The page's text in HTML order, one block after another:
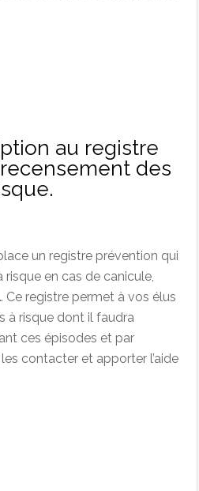
au registre
des
un registre prévention qui
risque en cas de canicule,
Ce registre permet à vos élus
à risque dont il faudra
ces épisodes et par
contacter et apporter l’aide